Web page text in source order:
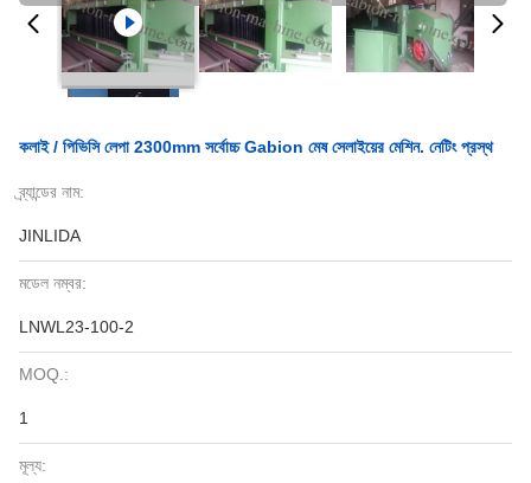
কলাই / পিভিসি লেপা 2300mm সর্বোচ্চ Gabion মেষ সেলাইয়ের মেশিন. নেটিং প্রস্থ
ব্র্যান্ডের নাম:
JINLIDA
মডেল নম্বর:
LNWL23-100-2
MOQ.:
1
মূল্য: